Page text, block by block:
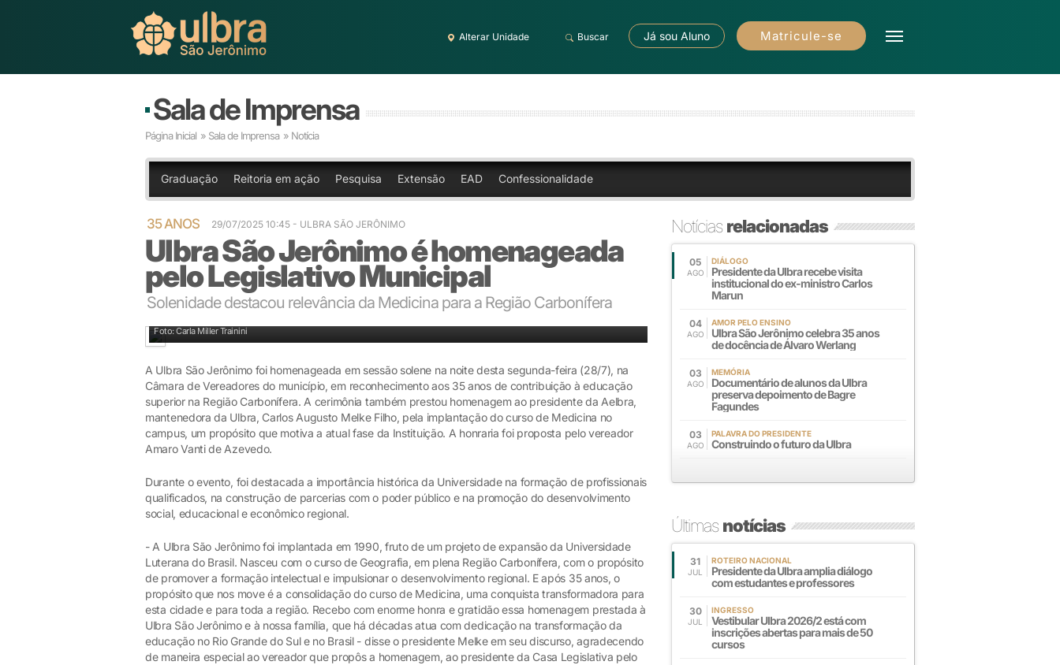
Alterar Unidade Buscar Já sou Aluno Matricule-se
Sala de Imprensa
Página Inicial » Sala de Imprensa » Notícia
Graduação Reitoria em ação Pesquisa Extensão EAD Confessionalidade
35 ANOS 29/07/2025 10:45 - ULBRA SÃO JERÔNIMO
Ulbra São Jerônimo é homenageada
pelo Legislativo Municipal
Solenidade destacou relevância da Medicina para a Região Carbonífera
Foto: Carla Miller Trainini
A Ulbra São Jerônimo foi homenageada em sessão solene na noite desta segunda-feira (28/7), na
Câmara de Vereadores do município, em reconhecimento aos 35 anos de contribuição à educação
superior na Região Carbonífera. A cerimônia também prestou homenagem ao presidente da Aelbra,
mantenedora da Ulbra, Carlos Augusto Melke Filho, pela implantação do curso de Medicina no
campus, um propósito que motiva a atual fase da Instituição. A honraria foi proposta pelo vereador
Amaro Vanti de Azevedo.
Durante o evento, foi destacada a importância histórica da Universidade na formação de profissionais
qualificados, na construção de parcerias com o poder público e na promoção do desenvolvimento
social, educacional e econômico regional.
- A Ulbra São Jerônimo foi implantada em 1990, fruto de um projeto de expansão da Universidade
Luterana do Brasil. Nasceu com o curso de Geografia, em plena Região Carbonífera, com o propósito
de promover a formação intelectual e impulsionar o desenvolvimento regional. E após 35 anos, o
propósito que nos move é a consolidação do curso de Medicina, uma conquista transformadora para
esta cidade e para toda a região. Recebo com enorme honra e gratidão essa homenagem prestada à
Ulbra São Jerônimo e à nossa família, que há décadas atua com dedicação na transformação da
educação no Rio Grande do Sul e no Brasil - disse o presidente Melke em seu discurso, agradecendo
de maneira especial ao vereador que propôs a homenagem, ao presidente da Casa Legislativa pelo
Notíciasrelacionadas
05
AGO
DIÁLOGO
Presidente da Ulbra recebe visita
institucional do ex-ministro Carlos
Marun
04
AGO
AMOR PELO ENSINO
Ulbra São Jerônimo celebra 35 anos
de docência de Álvaro Werlang
03
AGO
MEMÓRIA
Documentário de alunos da Ulbra
preserva depoimento de Bagre
Fagundes
03
AGO
PALAVRA DO PRESIDENTE
Construindo o futuro da Ulbra
Últimasnotícias
31
JUL
ROTEIRO NACIONAL
Presidente da Ulbra amplia diálogo
com estudantes e professores
30
JUL
INGRESSO
Vestibular Ulbra 2026/2 está com
inscrições abertas para mais de 50
cursos